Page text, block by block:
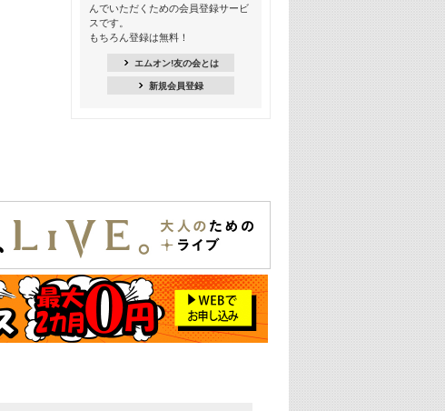
18:30
M-ON! Countdown K
23:00
SUPER EIGHT特集
24:00
25:00
エムオン! ヒッツ
26:00
んでいただくための会員登録サービ
スです。
もちろん登録は無料！
エムオン!友の会とは
新規会員登録